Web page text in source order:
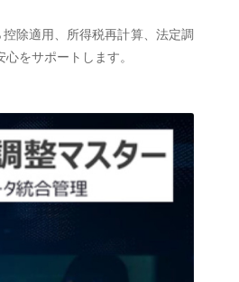
除適用、所得税再計算、法定調
をサポートします。